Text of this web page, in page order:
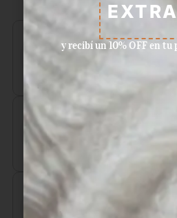
Realizamos
partir de $6.000
Aceptamos pagos con
Ventas por
y recibí un 10% OFF en tu